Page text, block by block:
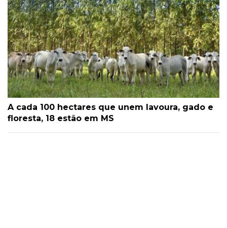
A cada 100 hectares que unem lavoura, gado e
floresta, 18 estão em MS